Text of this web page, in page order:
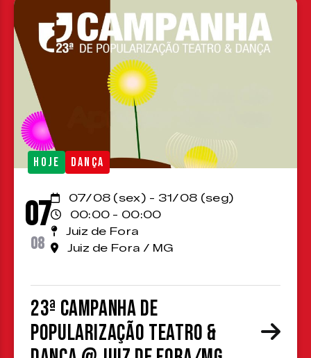
HOJE DANÇA
07
08
07/08 (sex) - 31/08 (seg)
00:00 - 00:00
Juiz de Fora
Juiz de Fora / MG
23ª Campanha de
Popularização Teatro &